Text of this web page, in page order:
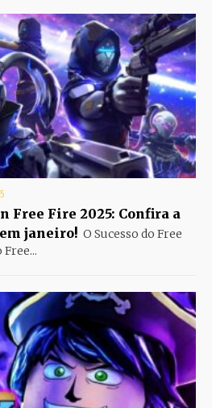
Free Fire 2025: Confira a
janeiro! O Sucesso do Free